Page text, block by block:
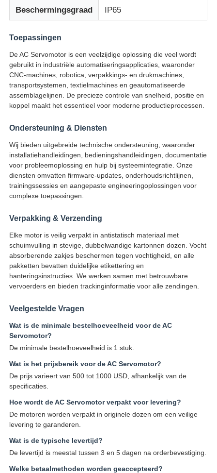
Motor van het robotgewricht
Human Machine Interface
AC-SERVOMOTOR
Beschermingsgraad IP65
Toepassingen
De AC Servomotor is een veelzijdige oplossing die veel wordt
gebruikt in industriële automatiseringsapplicaties, waaronder
CNC-machines, robotica, verpakkings- en drukmachines,
transportsystemen, textielmachines en geautomatiseerde
assemblagelijnen. De precieze controle van snelheid, positie en
koppel maakt het essentieel voor moderne productieprocessen.
Ondersteuning & Diensten
Wij bieden uitgebreide technische ondersteuning, waaronder
installatiehandleidingen, bedieningshandleidingen, documentatie
voor probleemoplossing en hulp bij systeemintegratie. Onze
diensten omvatten firmware-updates, onderhoudsrichtlijnen,
trainingssessies en aangepaste engineeringoplossingen voor
complexe toepassingen.
Verpakking & Verzending
Elke motor is veilig verpakt in antistatisch materiaal met
schuimvulling in stevige, dubbelwandige kartonnen dozen. Vocht
absorberende zakjes beschermen tegen vochtigheid, en alle
pakketten bevatten duidelijke etikettering en
hanteringsinstructies. We werken samen met betrouwbare
vervoerders en bieden trackinginformatie voor alle zendingen.
Veelgestelde Vragen
Wat is de minimale bestelhoeveelheid voor de AC
Servomotor?
De minimale bestelhoeveelheid is 1 stuk.
Wat is het prijsbereik voor de AC Servomotor?
De prijs varieert van 500 tot 1000 USD, afhankelijk van de
specificaties.
Hoe wordt de AC Servomotor verpakt voor levering?
De motoren worden verpakt in originele dozen om een veilige
levering te garanderen.
Wat is de typische levertijd?
De levertijd is meestal tussen 3 en 5 dagen na orderbevestiging.
Welke betaalmethoden worden geaccepteerd?